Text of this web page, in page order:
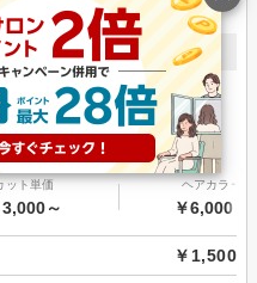
のプライベートサロン。
)駅 徒歩8分
メンズ歓迎
ット単価
3,000～
ヘアカラー
￥6,000～
￥1,500